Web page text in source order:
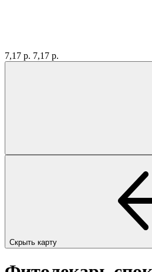
7,17 р. 7,17 р.
Скрыть карту